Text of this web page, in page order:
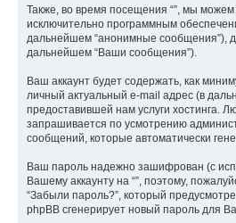
Также, во время посещения “”, мы
исключительно программным
дальнейшем “анонимные сообщения”),
дальнейшем “Ваши сообщения”).
Ваш аккаунт будет содержать, как
личный актуальный e-mail адрес (в
предоставившей нам услуги хостинга.
запрашивается по усмотрению
сообщений, которые автоматически
Ваш пароль надежно зашифрован (с
Вашему аккаунту на “”, поэтому,
“Забыли пароль?”, который
phpBB сгенерирует новый пароль для